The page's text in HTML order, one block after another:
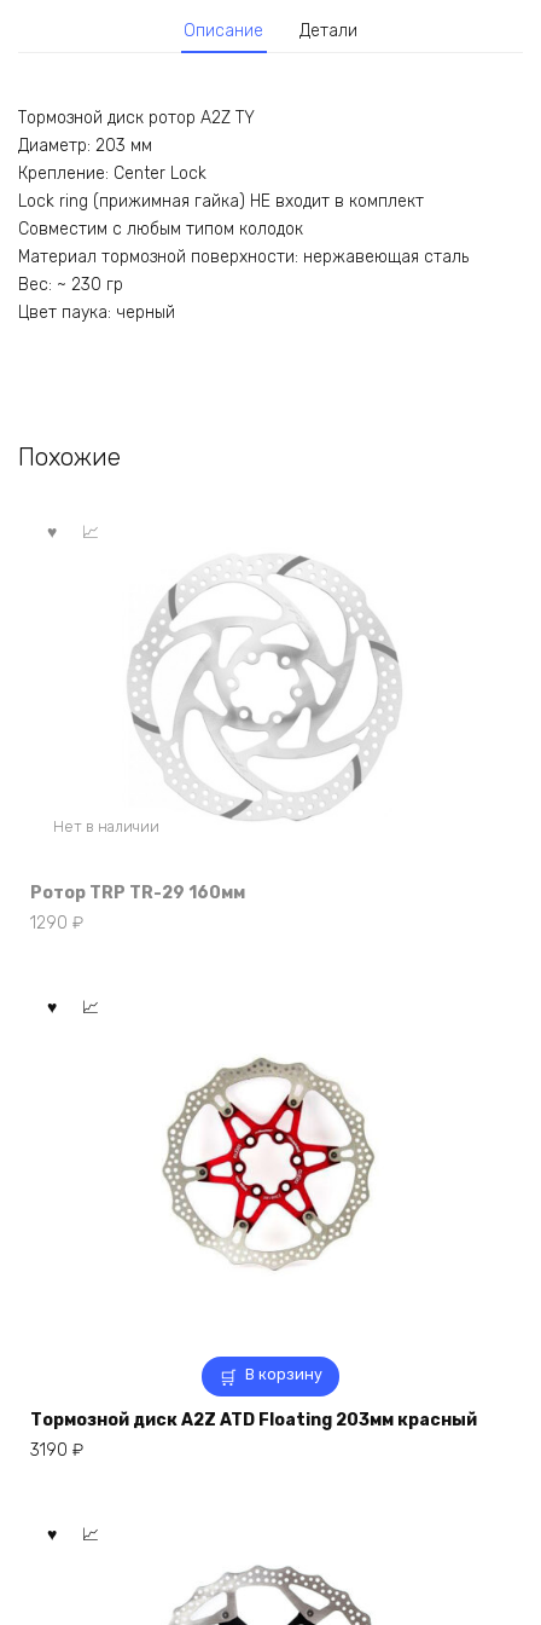
Описание Детали
Тормозной диск ротор A2Z TY
Диаметр: 203 мм
Крепление: Center Lock
Lock ring (прижимная гайка) НЕ входит в комплект
Совместим с любым типом колодок
Материал тормозной поверхности: нержавеющая сталь
Вес: ~ 230 гр
Цвет паука: черный
Похожие
Нет в наличии
Ротор TRP TR-29 160мм
1290 ₽
В корзину
Тормозной диск A2Z ATD Floating 203мм красный
3190 ₽